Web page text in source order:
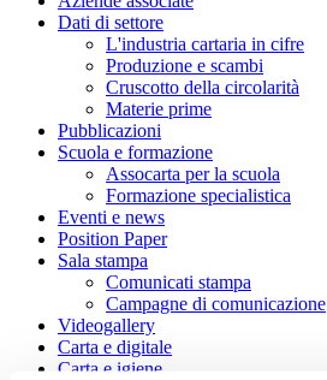
Dati di settore
L'industria cartaria in cifre
Produzione e scambi
Cruscotto della circolarità
Materie prime
Pubblicazioni
Scuola e formazione
Assocarta per la scuola
Formazione specialistica
Eventi e news
Position Paper
Sala stampa
Comunicati stampa
Campagne di comunicazione
Videogallery
Carta e digitale
Carta e igiene